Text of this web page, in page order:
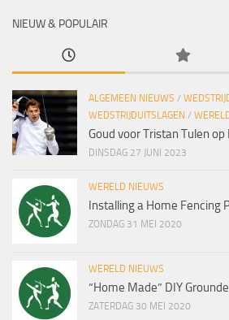
NIEUW & POPULAIR
ALGEMEEN NIEUWS /
WEDSTRIJDUITSLAGEN /
Goud voor Tristan Tulen
DINSDAG 27 JUNI 2023
WERELD NIEUWS
Installing a Home Fencing
ZONDAG 31 MEI 2020
WERELD NIEUWS
“Home Made” DIY
ZATERDAG 30 MEI 2020